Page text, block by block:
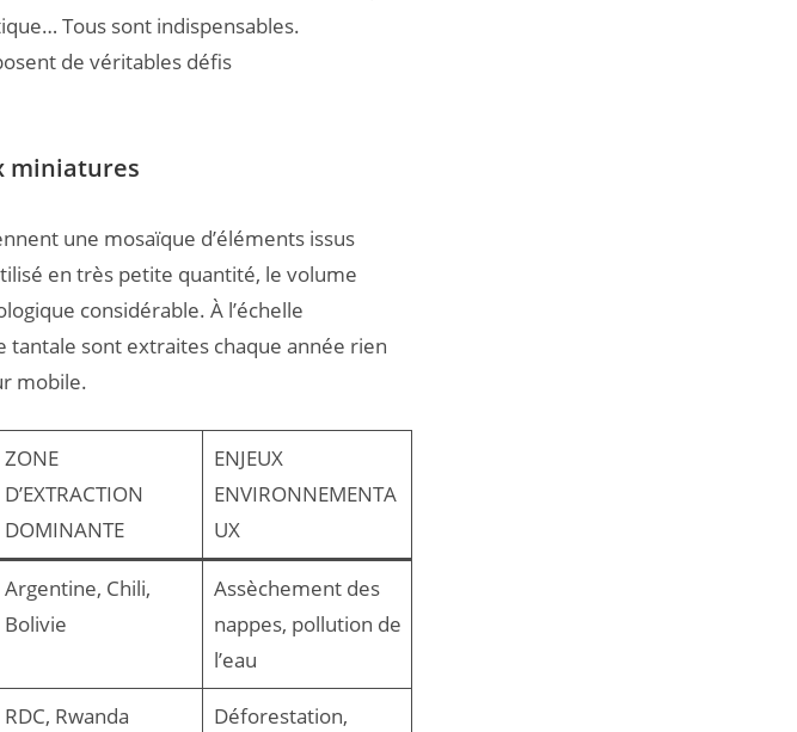
Tous sont indispensables.
de véritables défis
miniatures
une mosaïque d’éléments issus
en très petite quantité, le volume
considérable. À l’échelle
tantale sont extraites chaque année rien
mobile.
ZONE
D’EXTRACTION
DOMINANTE
ENJEUX
ENVIRONNEMENTA
UX
Argentine, Chili,
Bolivie
Assèchement des
nappes, pollution de
l’eau
RDC, Rwanda
Déforestation,